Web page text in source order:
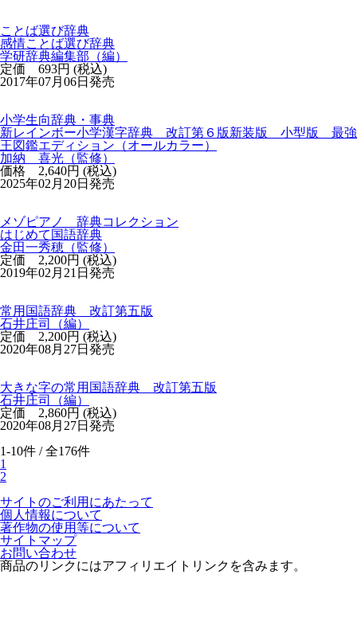
ことば選び辞典
感情ことば選び辞典
学研辞典編集部（編）
定価 693円 (税込)
2017年07月06日発売
小学生向辞典・事典
新レインボー小学漢字辞典 改訂第６版新装版 小型版 最強
王図鑑エディション（オールカラー）
加納 喜光（監修）
価格 2,640円 (税込)
2025年02月20日発売
メゾピアノ 辞典コレクション
はじめて国語辞典
金田一秀穂（監修）
定価 2,200円 (税込)
2019年02月21日発売
常用国語辞典 改訂第五版
石井庄司（編）
定価 2,200円 (税込)
2020年08月27日発売
大きな字の常用国語辞典 改訂第五版
石井庄司（編）
定価 2,860円 (税込)
2020年08月27日発売
1-10件 / 全176件
1
2
サイトのご利用にあたって
個人情報について
著作物の使用等について
サイトマップ
お問い合わせ
商品のリンクにはアフィリエイトリンクを含みます。